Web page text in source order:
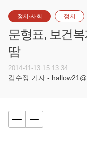
정치·사회 정치
문형표, 보건
땀
2014-11-13 15:13:34
김수정 기자 -